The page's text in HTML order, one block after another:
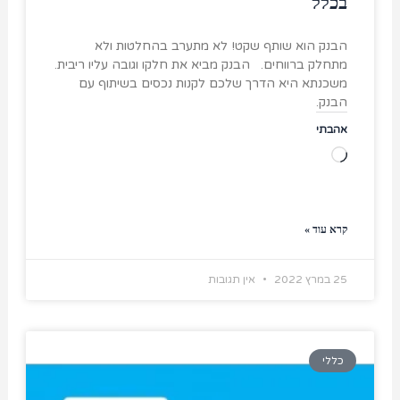
הבנק הוא שותף שקט! לא מתערב בהחלטות ולא
מתחלק ברווחים. הבנק מביא את חלקו וגובה עליו ריבית.
משכנתא היא הדרך שלכם לקנות נכסים בשיתוף עם
הבנק.
אהבתי
טוען...
קרא עוד »
25 במרץ 2022 אין תגובות
כללי